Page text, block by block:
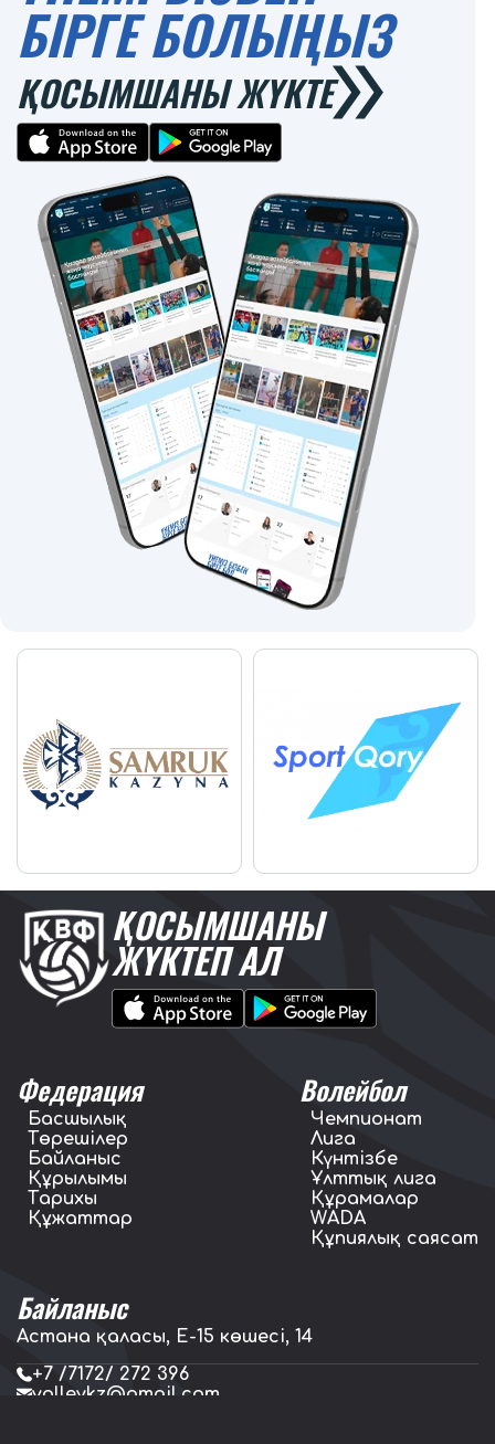
БІРГЕ БОЛЫҢЫЗ
ҚОСЫМШАНЫ ЖҮКТЕ
ҚОСЫМШАНЫ
ЖҮКТЕП АЛ
Федерация
Басшылық
Төрешілер
Байланыс
Құрылымы
Тарихы
Құжаттар
Волейбол
Чемпионат
Лига
Күнтізбе
Ұлттық лига
Құрамалар
WADA
Құпиялық саясат
Байланыс
Астана қаласы, E-15 көшесі, 14
+7 /7172/ 272 396
volleykz@gmail.com